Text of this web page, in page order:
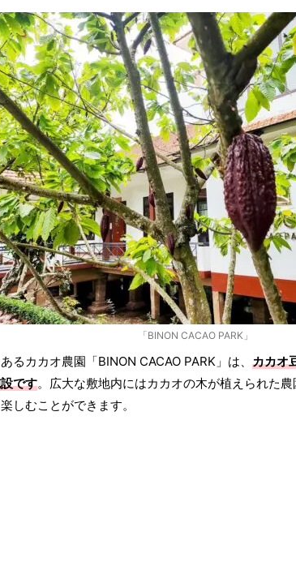
「BINON CACAO PARK」
るカカオ農園「BINON CACAO PARK」は、 カカオ
です。広大な敷地内にはカカオの木が植えられた
しむことができます。